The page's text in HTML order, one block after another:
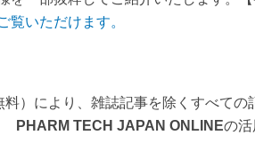
覧いただけます。
）により、雑誌記事を除くすべての
PHARM TECH JAPAN ONLINEの活